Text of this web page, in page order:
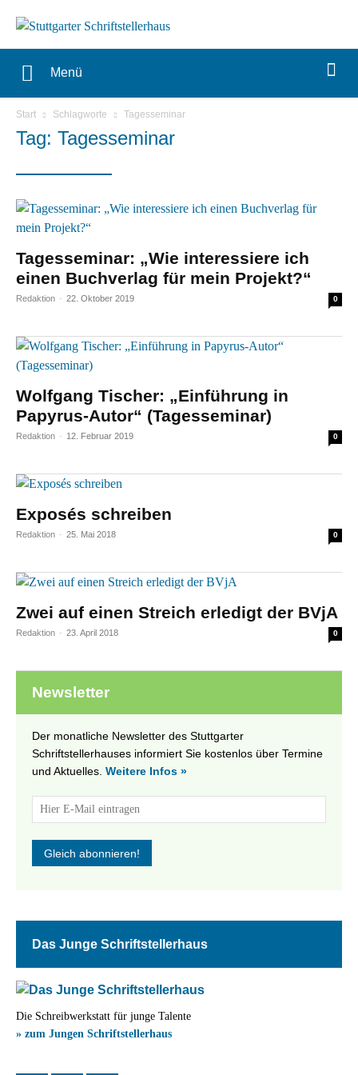
Menü
Start Schlagworte Tagesseminar
Tag: Tagesseminar
Tagesseminar: „Wie interessiere ich
einen Buchverlag für mein Projekt?“
Redaktion - 22. Oktober 2019 0
Wolfgang Tischer: „Einführung in
Papyrus-Autor“ (Tagesseminar)
Redaktion - 12. Februar 2019 0
Exposés schreiben
Redaktion - 25. Mai 2018 0
Zwei auf einen Streich erledigt der BVjA
Redaktion - 23. April 2018 0
Newsletter
Der monatliche Newsletter des Stuttgarter
Schriftstellerhauses informiert Sie kostenlos über Termine
und Aktuelles. Weitere Infos »
Das Junge Schriftstellerhaus
Die Schreibwerkstatt für junge Talente
» zum Jungen Schriftstellerhaus